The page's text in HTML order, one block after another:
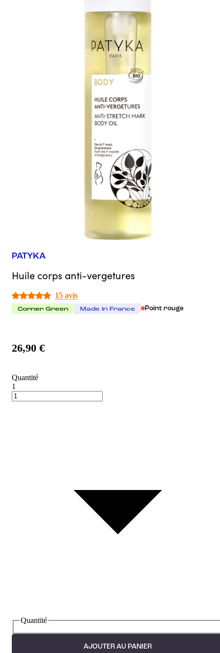
PATYKA
Huile corps anti-vergetures
15 avis
Corner Green Made In France Point rouge
26,90 €
Quantité
1
Quantité
AJOUTER AU PANIER